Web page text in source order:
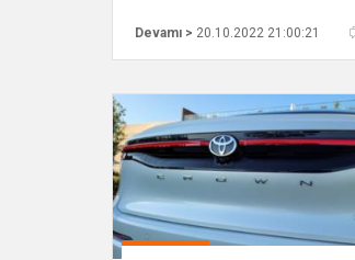
Devamı > 20.10.2022 21:00:21